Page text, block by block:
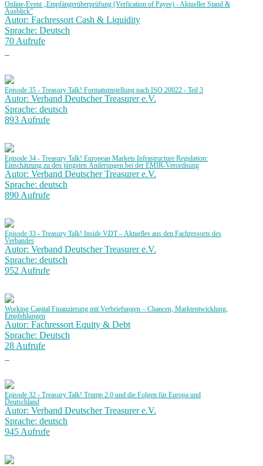
Online-Event „Empfängerüberprüfung (Verfication of Payee) - Aktueller Stand &
Ausblick”
Autor: Fachressort Cash & Liquidity
Sprache: Deutsch
70 Aufrufe
Episode 35 - Treasury Talk! Formatumstellung nach ISO 20022 - Teil 3
Autor: Verband Deutscher Treasurer e.V.
Sprache: deutsch
893 Aufrufe
Episode 34 - Treasury Talk! European Markets Infrastructure Regulation:
Einschätzung zu den jüngsten Änderungen bei der EMIR-Verordnung
Autor: Verband Deutscher Treasurer e.V.
Sprache: deutsch
890 Aufrufe
Episode 33 - Treasury Talk! Inside VDT – Aktuelles aus den Fachressorts des
Verbandes
Autor: Verband Deutscher Treasurer e.V.
Sprache: deutsch
952 Aufrufe
Working Capital Finanzierung mit Verbriefungen – Chancen, Marktentwicklung,
Empfehlungen
Autor: Fachressort Equity & Debt
Sprache: Deutsch
28 Aufrufe
Episode 32 - Treasury Talk! Trump 2.0 und die Folgen für Europa und
Deutschland
Autor: Verband Deutscher Treasurer e.V.
Sprache: deutsch
945 Aufrufe